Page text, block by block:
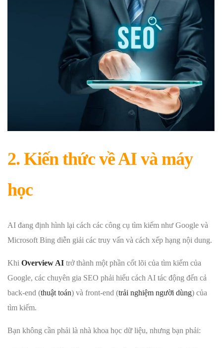
2. Kiến thức về AI và máy
học
AI đang định hình lại cách các công cụ tìm kiếm như Google và
Microsoft Bing diễn giải các truy vấn và cách xếp hạng nội dung.
Khi Overview AI trở thành một phần cốt lõi của tìm kiếm của
Google, các chuyên gia SEO phải hiểu cách AI tác động đến cả
back-end (thuật toán) và front-end (trải nghiệm người dùng) của
tìm kiếm.
Bạn không cần phải là nhà khoa học dữ liệu, nhưng bạn phải: